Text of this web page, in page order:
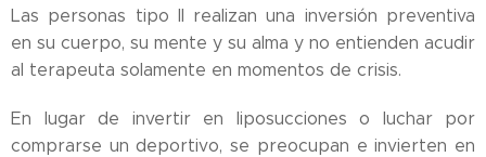
Las personas tipo II realizan una inversión preventiva
en su cuerpo, su mente y su alma y no entienden acudir
al terapeuta solamente en momentos de crisis.
En lugar de invertir en liposucciones o luchar por
comprarse un deportivo, se preocupan e invierten en